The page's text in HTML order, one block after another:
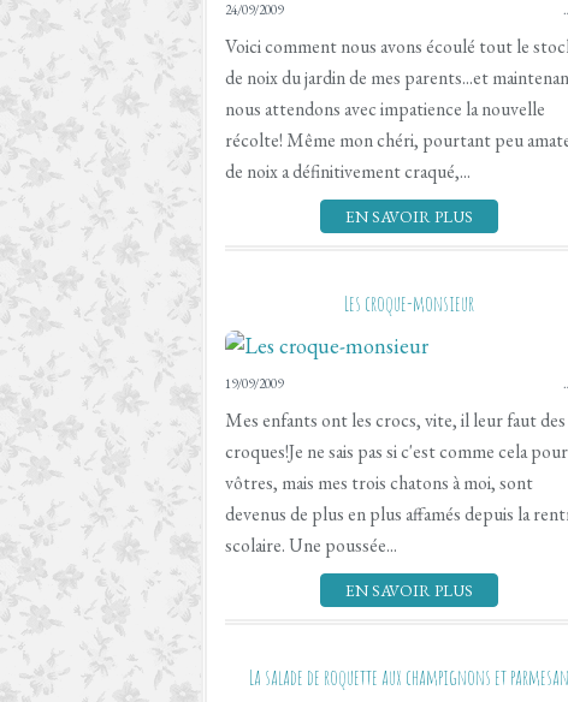
24/09/2009
Voici comment nous avons écoulé tout le
de noix du jardin de mes parents...et
nous attendons avec impatience la nouvelle
récolte! Même mon chéri, pourtant peu
de noix a définitivement craqué,...
EN SAVOIR PLUS
Les croque-monsieur
19/09/2009
Mes enfants ont les crocs, vite, il leur faut des
croques!Je ne sais pas si c'est comme cela
vôtres, mais mes trois chatons à moi, sont
devenus de plus en plus affamés depuis la
scolaire. Une poussée...
EN SAVOIR PLUS
La salade de roquette aux champignons et parmesan